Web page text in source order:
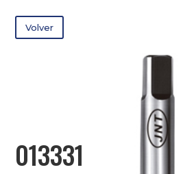
Volver
013331